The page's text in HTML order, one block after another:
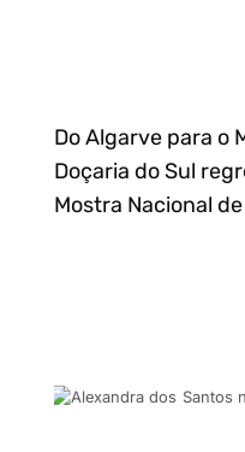
Do Algarve para o
Doçaria do Sul
Mostra Nacional